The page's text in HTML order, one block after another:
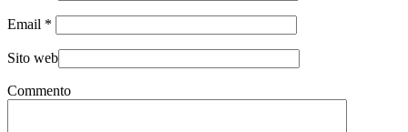
Email *
Sito web
Commento